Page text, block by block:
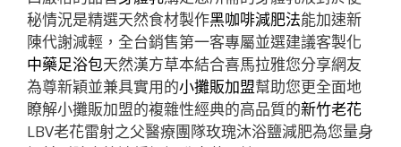
秘情況是精選天然食材製作黑咖啡減肥法能加速新
陳代謝減輕，全台銷售第一客專屬並選建議客製化
中藥足浴包天然漢方草本結合喜馬拉雅您分享網友
為尊新穎並兼具實用的小攤販加盟幫助您更全面地
瞭解小攤販加盟的複雜性經典的高品質的新竹老花
LBV老花雷射之父醫療團隊玫瑰沐浴鹽減肥為您量身